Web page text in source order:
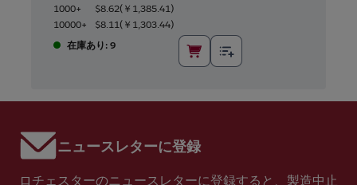
1000+
$8.62(￥1,385.41)
10000+
$8.11(￥1,303.44)
在庫あり: 9
ニュースレターに登録
ロチェスターのニュースレターに登録すると、製造中止